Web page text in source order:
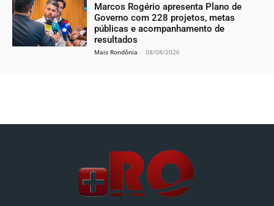
Marcos Rogério apresenta Plano de
Governo com 228 projetos, metas
públicas e acompanhamento de
resultados
Mais Rondônia - 08/08/2026